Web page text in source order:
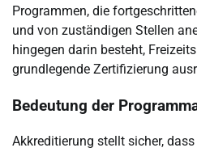
Programmen, die
und von zuständigen Stellen
hingegen darin besteht,
grundlegende Zertifizierung
Bedeutung der
Akkreditierung stellt sicher,